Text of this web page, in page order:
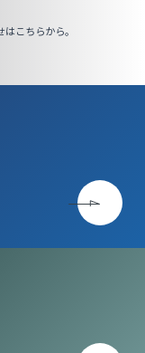
こちらから。